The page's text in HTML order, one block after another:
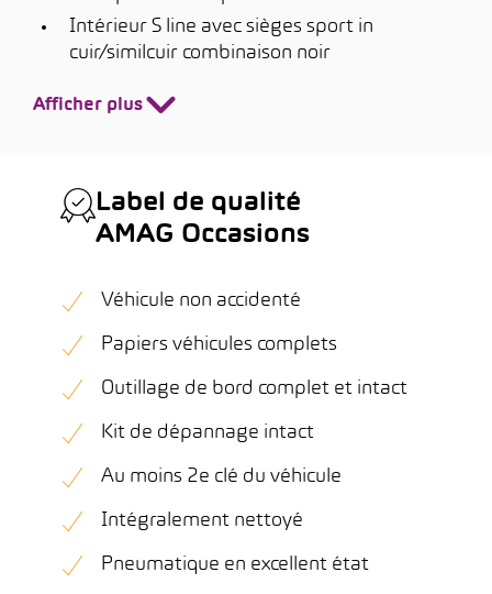
Intérieur S line avec sièges sport in
cuir/similcuir combinaison noir
Afficher plus
Label de qualité
AMAG Occasions
Véhicule non accidenté
Papiers véhicules complets
Outillage de bord complet et intact
Kit de dépannage intact
Au moins 2e clé du véhicule
Intégralement nettoyé
Pneumatique en excellent état